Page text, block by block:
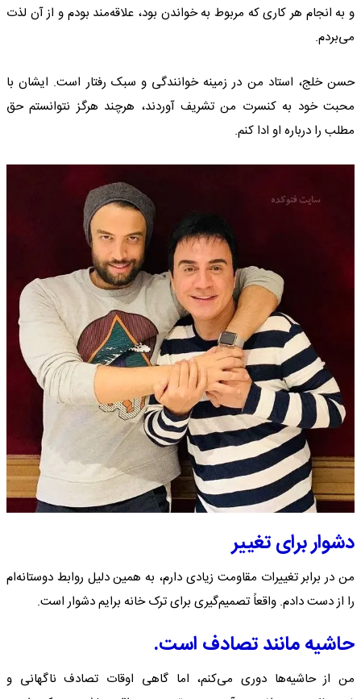
و به انجام هر کاری که مربوط به خواندن بود، علاقه‌مند بودم و از آن لذت
می‌بردم.
حسن خلج، استاد من در زمینه خوانندگی و سبک رفتار است. ایشان با
محبت خود به کنسرت من تشریف آوردند، هرچند هرگز نتوانستم حق
مطلب را درباره او ادا کنم.
دشوار برای تغییر
من در برابر تغییرات مقاومت زیادی دارم، به همین دلیل روابط دوستانه‌ام
را از دست دادم. واقعاً تصمیم‌گیری برای ترک خانه برایم دشوار است.
حاشیه مانند تصادف است.
من از حاشیه‌ها دوری می‌کنم، اما گاهی اوقات تصادف ناگهانی و